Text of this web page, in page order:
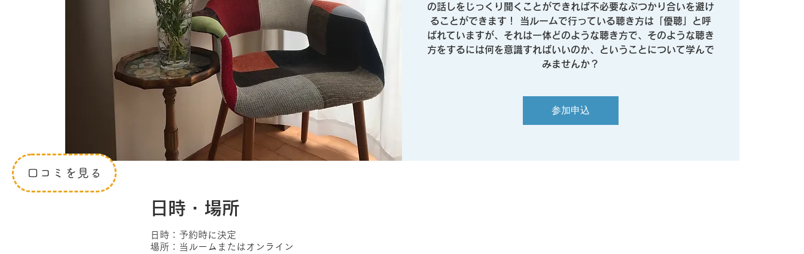
口コミを見る
の話しをじっくり聞くことができれば不必要なぶつかり合いを避け
ることができます！ 当ルームで行っている聴き方は「優聴」と呼
ばれていますが、それは一体どのような聴き方で、そのような聴き
方をするには何を意識すればいいのか、ということについて学んで
みませんか？
参加申込
日時・場所
日時：予約時に決定
場所：当ルームまたはオンライン